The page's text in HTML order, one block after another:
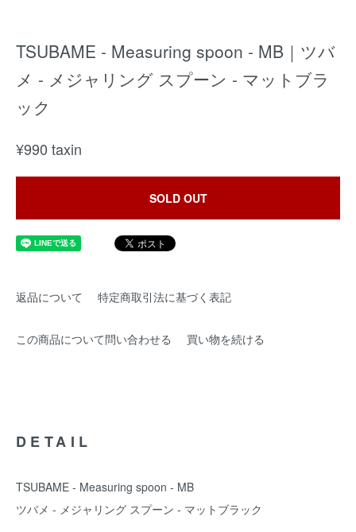
TSUBAME - Measuring spoon - MB｜ツバ
メ - メジャリング スプーン - マットブラ
ック
¥990 taxin
SOLD OUT
返品について 特定商取引法に基づく表記
この商品について問い合わせる 買い物を続ける
DETAIL
TSUBAME - Measuring spoon - MB
ツバメ - メジャリング スプーン - マットブラック